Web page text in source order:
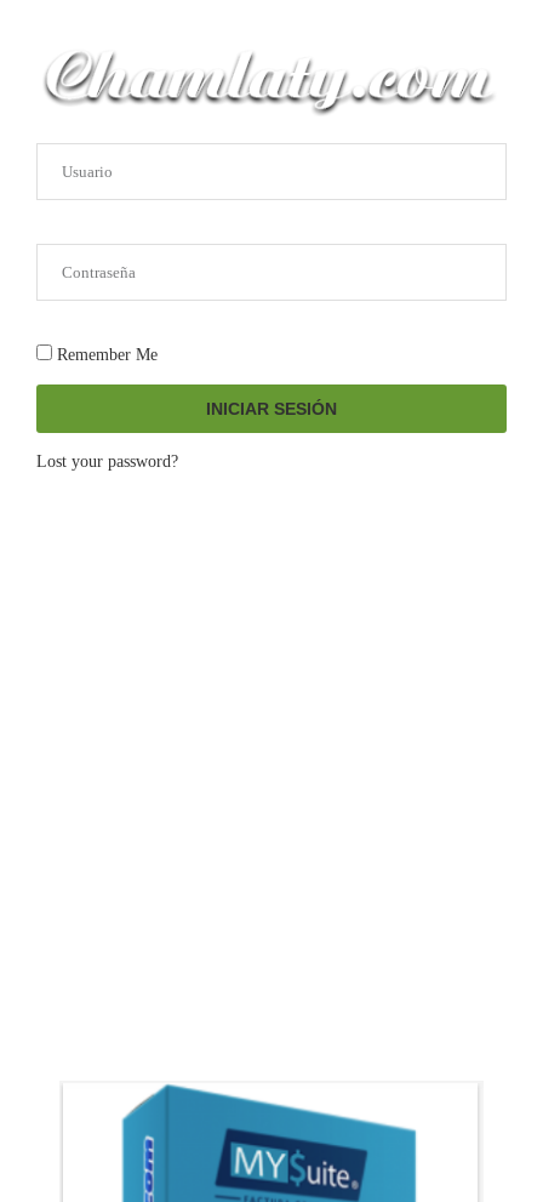
Remember Me
INICIAR SESIÓN
Lost your password?